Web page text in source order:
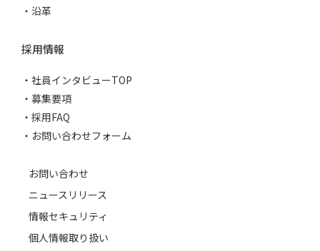
沿革
採用情報
社員インタビューTOP
募集要項
採用FAQ
お問い合わせフォーム
お問い合わせ
ニュースリリース
情報セキュリティ
個人情報取り扱い